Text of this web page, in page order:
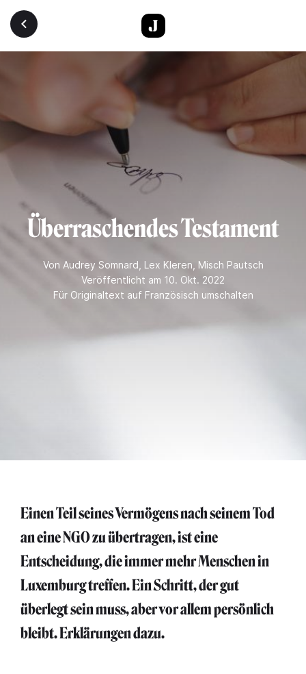
Direkt zum Inhalt
Überraschendes Testament
Von Audrey Somnard Lex Kleren Misch Pautsch
Veröffentlicht am 10. Okt. 2022
Für Originaltext auf Französisch umschalten
Einen Teil seines Vermögens nach seinem Tod
an eine NGO zu übertragen, ist eine
Entscheidung, die immer mehr Menschen in
Luxemburg treffen. Ein Schritt, der gut
überlegt sein muss, aber vor allem persönlich
bleibt. Erklärungen dazu.